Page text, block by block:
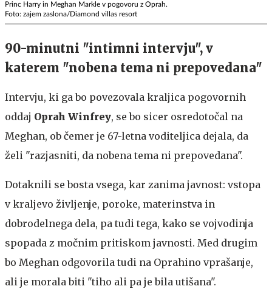
Princ Harry in Meghan Markle v pogovoru z Oprah.
Foto: zajem zaslona/Diamond villas resort
90-minutni "intimni intervju", v
katerem "nobena tema ni prepovedana"
Intervju, ki ga bo povezovala kraljica pogovornih
oddaj Oprah Winfrey, se bo sicer osredotočal na
Meghan, ob čemer je 67-letna voditeljica dejala, da
želi "razjasniti, da nobena tema ni prepovedana".
Dotaknili se bosta vsega, kar zanima javnost: vstopa
v kraljevo življenje, poroke, materinstva in
dobrodelnega dela, pa tudi tega, kako se vojvodinja
spopada z močnim pritiskom javnosti. Med drugim
bo Meghan odgovorila tudi na Oprahino vprašanje,
ali je morala biti "tiho ali pa je bila utišana".